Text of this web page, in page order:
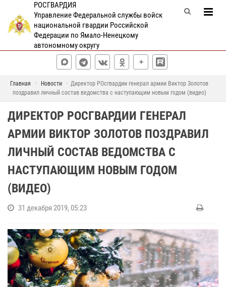
РОСГВАРДИЯ
Управление Федеральной службы войск
национальной гвардии Российской
Федерации по Ямало-Ненецкому
автономному округу
Главная Новости
Директор РОсгвардии генерал армии Виктор Золотов
поздравил личный состав ведомства с наступающим новым годом (видео)
ДИРЕКТОР РОСГВАРДИИ ГЕНЕРАЛ
АРМИИ ВИКТОР ЗОЛОТОВ ПОЗДРАВИЛ
ЛИЧНЫЙ СОСТАВ ВЕДОМСТВА С
НАСТУПАЮЩИМ НОВЫМ ГОДОМ
(ВИДЕО)
31 декабря 2019, 05:23